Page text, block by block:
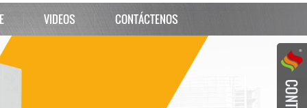
VIDEOS CONTÁCTENOS